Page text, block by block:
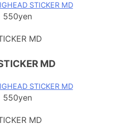
STICKER MD
550yen
MD
STICKER MD
550yen